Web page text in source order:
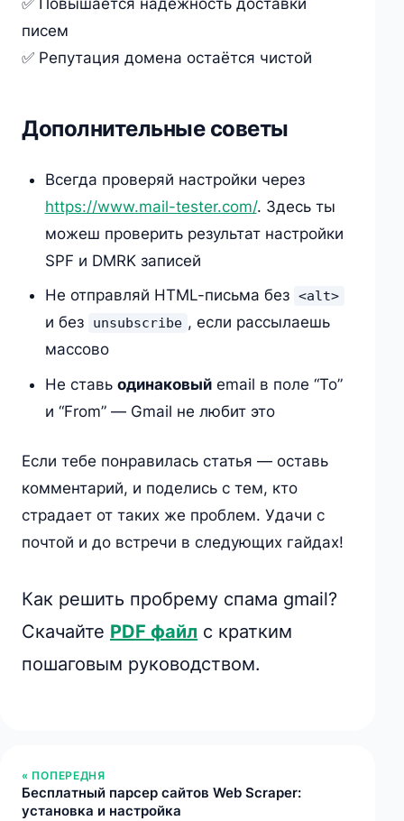
✅ Повышается надёжность доставки
писем
✅ Репутация домена остаётся чистой
Дополнительные советы
Всегда проверяй настройки через
https://www.mail-tester.com/. Здесь ты
можеш проверить результат настройки
SPF и DMRK записей
Не отправляй HTML-письма без <alt>
и без unsubscribe , если рассылаешь
массово
Не ставь одинаковыйemail в поле “To”
и “From” — Gmail не любит это
Если тебе понравилась статья — оставь
комментарий, и поделись с тем, кто
страдает от таких же проблем. Удачи с
почтой и до встречи в следующих гайдах!
Как решить пробрему спама gmail?
Скачайте PDF файл с кратким
пошаговым руководством.
« ПОПЕРЕДНЯ
Бесплатный парсер сайтов Web Scraper:
установка и настройка